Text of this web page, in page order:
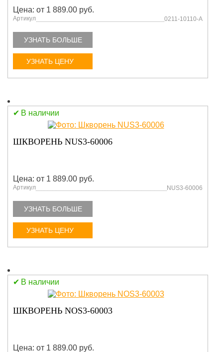
Цена: от 1 889.00 руб.
Артикул 0211-10110-A
УЗНАТЬ БОЛЬШЕ
УЗНАТЬ ЦЕНУ
В наличии
ШКВОРЕНЬ NUS3-60006
Цена: от 1 889.00 руб.
Артикул NUS3-60006
УЗНАТЬ БОЛЬШЕ
УЗНАТЬ ЦЕНУ
В наличии
ШКВОРЕНЬ NOS3-60003
Цена: от 1 889.00 руб.